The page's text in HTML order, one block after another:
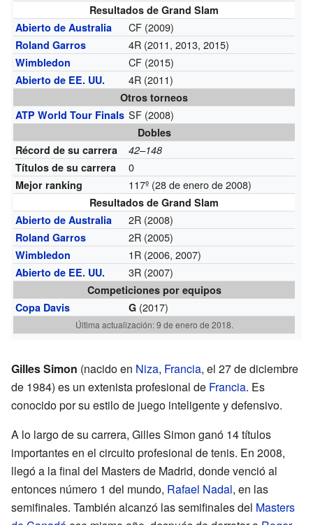
Resultados de Grand Slam
Abierto de Australia
CF (2009)
Roland Garros 4R (2011, 2013, 2015)
Wimbledon CF (2015)
Abierto de EE. UU. 4R (2011)
Otros torneos
ATP World Tour Finals SF (2008)
Dobles
Récord de su carrera
42–148
Títulos de su carrera
0
Mejor ranking 117º (28 de enero de 2008)
Resultados de Grand Slam
Abierto de Australia
2R (2008)
Roland Garros 2R (2005)
Wimbledon 1R (2006, 2007)
Abierto de EE. UU. 3R (2007)
Competiciones por equipos
Copa Davis
G (2017)
Última actualización: 9 de enero de 2018.
Gilles Simon (nacido en Niza, Francia, el 27 de diciembre
de 1984) es un extenista profesional de Francia. Es
conocido por su estilo de juego inteligente y defensivo.
A lo largo de su carrera, Gilles Simon ganó 14 títulos
importantes en el circuito profesional de tenis. En 2008,
llegó a la final del Masters de Madrid, donde venció al
entonces número 1 del mundo, Rafael Nadal, en las
semifinales. También alcanzó las semifinales del Masters